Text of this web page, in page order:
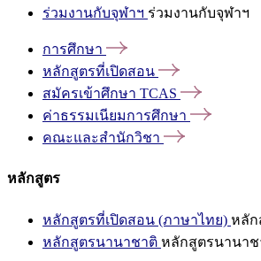
ร่วมงานกับจุฬาฯ ร่วมงานกับจุฬาฯ
การศึกษา
หลักสูตรที่เปิดสอน
สมัครเข้าศึกษา TCAS
ค่าธรรมเนียมการศึกษา
คณะและสำนักวิชา
หลักสูตร
หลักสูตรที่เปิดสอน (ภาษาไทย) หลัก
หลักสูตรนานาชาติ หลักสูตรนานาช